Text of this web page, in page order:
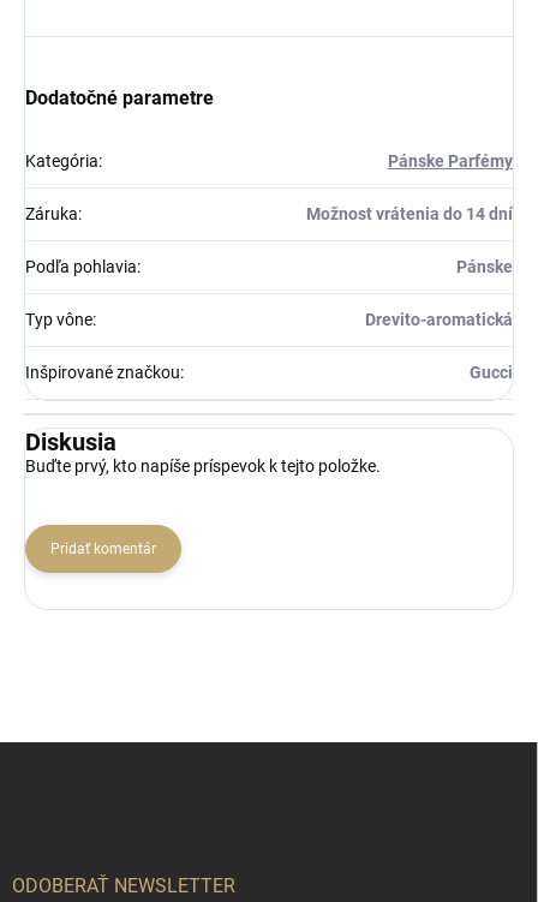
Dodatočné parametre
Kategória: Pánske Parfémy
Záruka: Možnost vrátenia do 14 dní
Podľa pohlavia: Pánske
Typ vône: Drevito-aromatická
Inšpirované značkou: Gucci
Diskusia
Buďte prvý, kto napíše príspevok k tejto položke.
Pridať komentár
ODOBERAŤ NEWSLETTER